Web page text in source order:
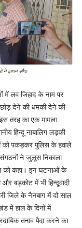
ज्ञापन सौंपा
में लव जिहाद के नाम पर
देने की धमकी देने की
तरह का एक मामला
हिन्दू नाबालिग लड़की
को पकड़कर पुलिस के हवाले
संगठनों ने जुलूस निकाला
को कहा। इन घटनाओं के
और बड़कोट में भी हिन्दूवादी
जिले के नैनबाग में दो साल
में हाल के दिनों में
तनाव पैदा करने का